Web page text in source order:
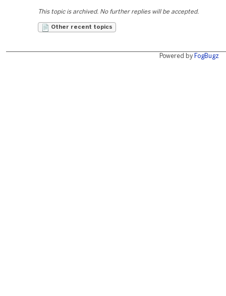
This topic is archived. No further replies will be accepted.
Other recent topics
Powered by FogBugz